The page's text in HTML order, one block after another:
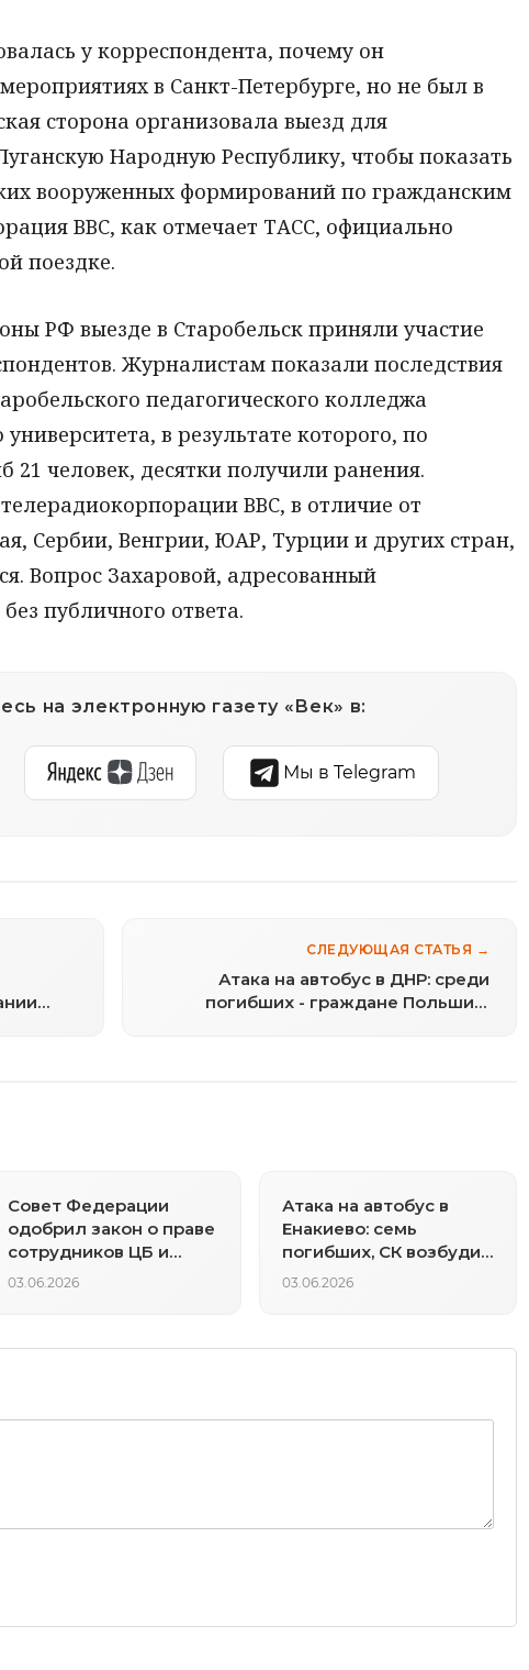
у корреспондента, почему он
в Санкт-Петербурге, но не был в
сторона организовала выезд для
Народную Республику, чтобы показать
вооруженных формирований по гражданским
BBC, как отмечает ТАСС, официально
поездке.
РФ выезде в Старобельск приняли участие
Журналистам показали последствия
педагогического колледжа
в результате которого, по
человек, десятки получили ранения.
BBC, в отличие от
Сербии, Венгрии, ЮАР, Турции и других стран,
Вопрос Захаровой, адресованный
публичного ответа.
на электронную газету «Век» в:
Мы в Telegram
СЛЕДУЮЩАЯ СТАТЬЯ →
Атака на автобус в ДНР: среди
погибших - граждане Польши и
Совет Федерации
одобрил закон о праве
сотрудников ЦБ и
Росинкаса сбивать
03.06.2026
Атака на автобус в
Енакиево: семь
погибших, СК возбудил
дело о теракте
03.06.2026